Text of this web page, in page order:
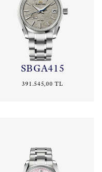
SBGA415
391.545,00 TL